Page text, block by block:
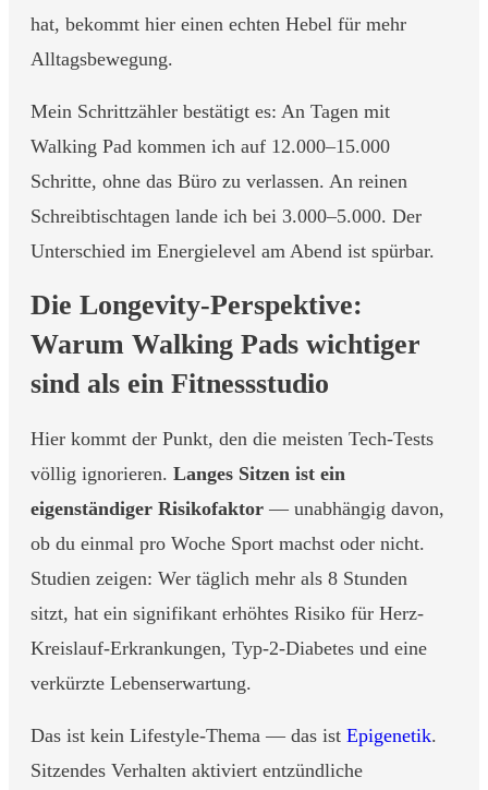
hat, bekommt hier einen echten Hebel für mehr
Alltagsbewegung.
Mein Schrittzähler bestätigt es: An Tagen mit
Walking Pad kommen ich auf 12.000–15.000
Schritte, ohne das Büro zu verlassen. An reinen
Schreibtischtagen lande ich bei 3.000–5.000. Der
Unterschied im Energielevel am Abend ist spürbar.
Die Longevity-Perspektive:
Warum Walking Pads wichtiger
sind als ein Fitnessstudio
Hier kommt der Punkt, den die meisten Tech-Tests
völlig ignorieren. Langes Sitzen ist ein
eigenständiger Risikofaktor — unabhängig davon,
ob du einmal pro Woche Sport machst oder nicht.
Studien zeigen: Wer täglich mehr als 8 Stunden
sitzt, hat ein signifikant erhöhtes Risiko für Herz-
Kreislauf-Erkrankungen, Typ-2-Diabetes und eine
verkürzte Lebenserwartung.
Das ist kein Lifestyle-Thema — das ist Epigenetik.
Sitzendes Verhalten aktiviert entzündliche